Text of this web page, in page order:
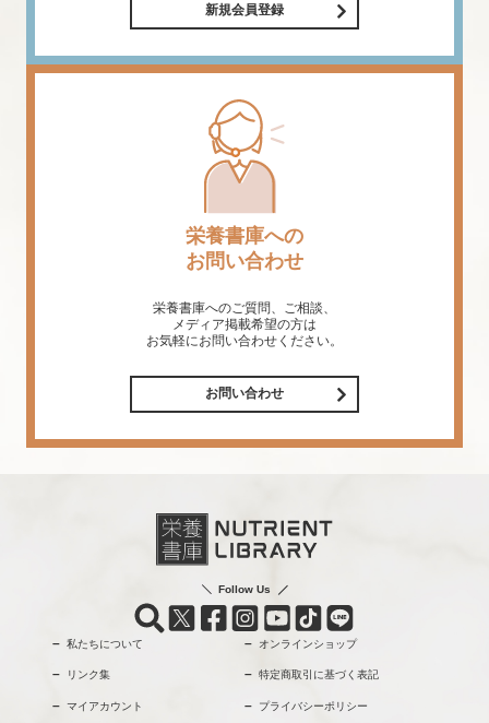
新規会員登録
栄養書庫への
お問い合わせ
栄養書庫へのご質問、ご相談、
メディア掲載希望の方は
お気軽にお問い合わせください。
お問い合わせ
Follow Us
私たちについて オンラインショップ
リンク集 特定商取引に基づく表記
マイアカウント プライバシーポリシー